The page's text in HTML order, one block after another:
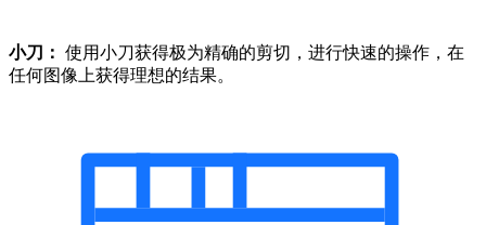
小刀： 使用小刀获得极为精确的剪切，进行快速的操作，在
任何图像上获得理想的结果。